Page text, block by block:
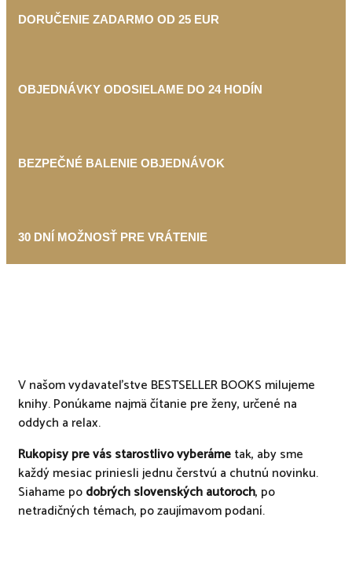
DORUČENIE ZADARMO OD 25 EUR
OBJEDNÁVKY ODOSIELAME DO 24 HODÍN
BEZPEČNÉ BALENIE OBJEDNÁVOK
30 DNÍ MOŽNOSŤ PRE VRÁTENIE
V našom vydavateľstve BESTSELLER BOOKS milujeme
knihy. Ponúkame najmä čítanie pre ženy, určené na
oddych a relax.
Rukopisy pre vás starostlivo vyberámetak, aby sme
každý mesiac priniesli jednu čerstvú a chutnú novinku.
Siahame podobrých slovenských autoroch, po
netradičných témach, po zaujímavom podaní.